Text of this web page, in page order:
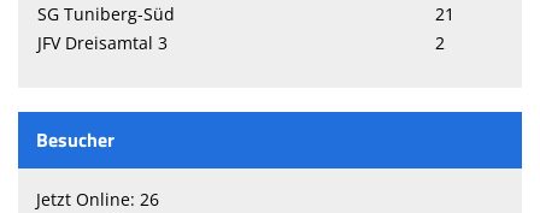
SG Tuniberg-Süd
21
JFV Dreisamtal 3
2
Besucher
Jetzt Online: 26